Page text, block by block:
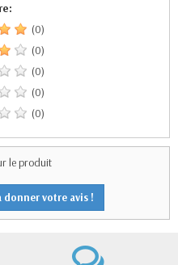
(0)
(0)
(0)
(0)
(0)
le produit
donner votre avis !